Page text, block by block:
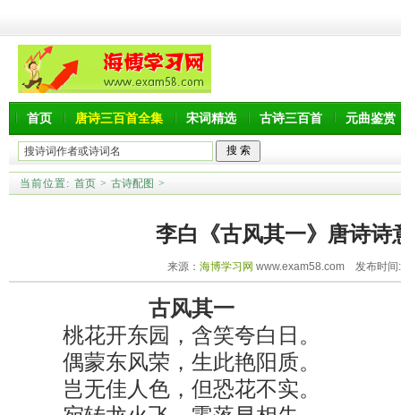
首页 唐诗三百首全集 宋词精选 古诗三百首 元曲鉴赏
当前位置: 首页 > 古诗配图 >
李白《古风其一》唐诗诗
来源： 海博学习网 www.exam58.com 发布时间
古风其一
桃花开东园，含笑夸白日。
偶蒙东风荣，生此艳阳质。
岂无佳人色，但恐花不实。